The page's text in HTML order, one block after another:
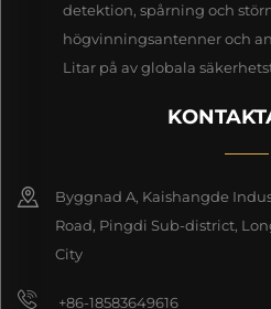
detektion, spårning och
högvinningsantenner och
Litar på av globala
Byggnad A, Kaishangde
Road, Pingdi Sub-district,
City
+86-18583649616